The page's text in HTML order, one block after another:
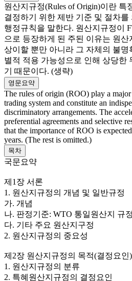
원산지규정(Rules of Origin)이란
결정하기 위한 제반 기준 및 절차
행정규칙을 말한다. 원산지규정이
으로 등장하게 된 주된 이유는 원
상이할 뿐만 아니라 그 자체의 불
별적 적용 가능성으로 인해 상당한
기 때문이다. (생략)
영문요약
The rules of origin (ROO) play a
trading system and constitute an
discriminatory arrangements. The
preferential agreements and selective
that the importance of ROO is
years. (The rest is omitted.)
목차
국문요약
제1장 서론
1. 원산지규정의 개념 및 일반규정
가. 개념
나. 판정기준: WTO 통일원산지 규
다. 기타 주요 원산지구정
2. 원산지규정의 중요성
제2장 원산지규정의 목적(결정요인)
1. 원산지규정의 분류
2. 특혜원산지규정의 결정요인